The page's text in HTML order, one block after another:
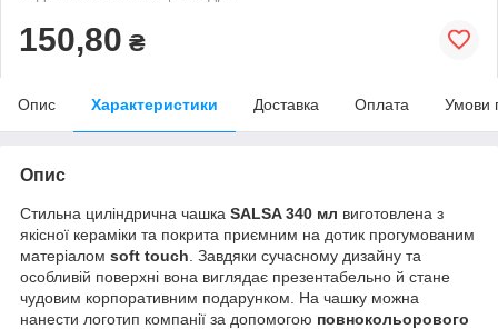
150,80 ₴
Опис Характеристики Доставка Оплата Умови
Опис
Стильна циліндрична чашка SALSA 340 мл виготовлена з
якісної кераміки та покрита приємним на дотик прогумованим
матеріалом soft touch . Завдяки сучасному дизайну та
особливій поверхні вона виглядає презентабельно й стане
чудовим корпоративним подарунком. На чашку можна
нанести логотип компанії за допомогою повнокольорового